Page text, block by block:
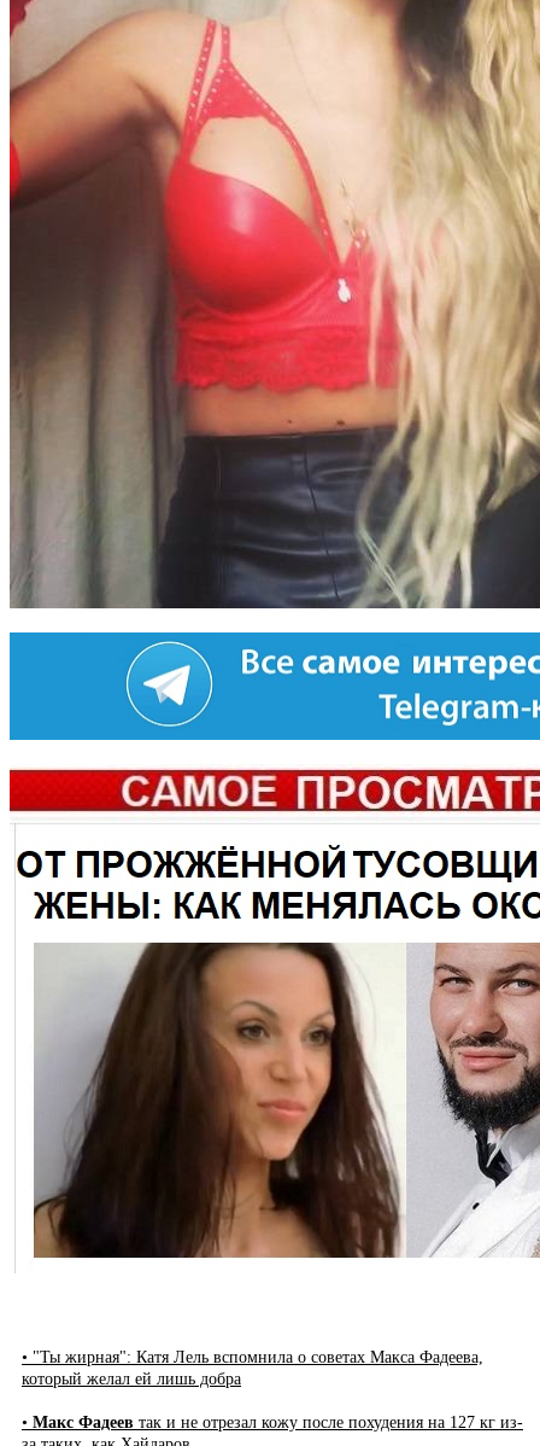
• "Ты жирная": Катя Лель вспомнила о советах Макса Фадеева,
который желал ей лишь добра
• Макс Фадеев так и не отрезал кожу после похудения на 127 кг из-